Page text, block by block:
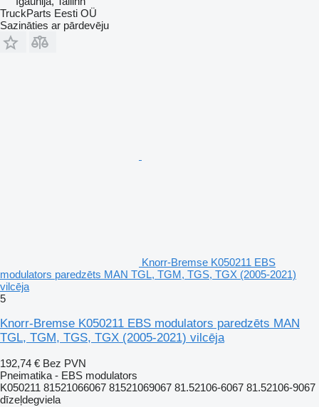
TruckParts Eesti OÜ
Sazināties ar pārdevēju
Knorr-Bremse K050211 EBS
modulators paredzēts MAN TGL, TGM, TGS, TGX (2005-2021)
vilcēja
5
Knorr-Bremse K050211 EBS modulators paredzēts MAN
TGL, TGM, TGS, TGX (2005-2021) vilcēja
192,74 € Bez PVN
Pneimatika - EBS modulators
K050211 81521066067 81521069067 81.52106-6067 81.52106-9067
dīzeļdegviela